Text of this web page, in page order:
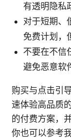
有透明隐私
对于短期、
免费计划，
不要在不信
避免恶意软
购买与点击引
速体验高品质
的付费方案，
你也可以参考